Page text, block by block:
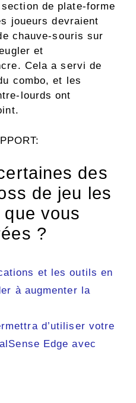
de plate-forme
joueurs devraient
chauve-souris sur
et
Cela a servi de
combo, et les
lourds ont
des
de jeu les
vous
?
et les outils en
à augmenter la
d’utiliser votre
Edge avec